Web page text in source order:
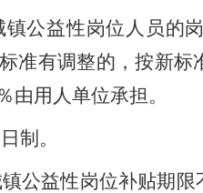
镇公益性岗位人员的
准有调整的，按新标
由用人单位承担。
制。
公益性岗位补贴期限